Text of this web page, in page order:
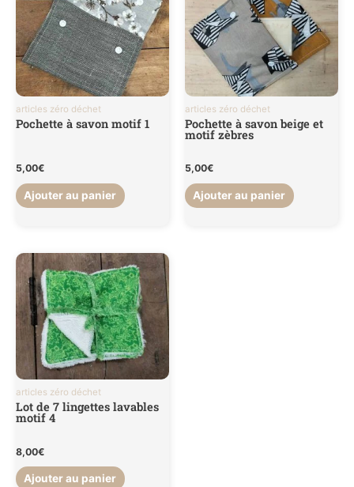
articles zéro déchet
Pochette à savon motif 1
5,00€
Ajouter au panier
articles zéro déchet
Pochette à savon beige et
motif zèbres
5,00€
Ajouter au panier
articles zéro déchet
Lot de 7 lingettes lavables
motif 4
8,00€
Ajouter au panier